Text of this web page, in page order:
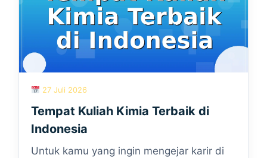
27 Juli 2026
Tempat Kuliah Kimia Terbaik di
Indonesia
Untuk kamu yang ingin mengejar karir di